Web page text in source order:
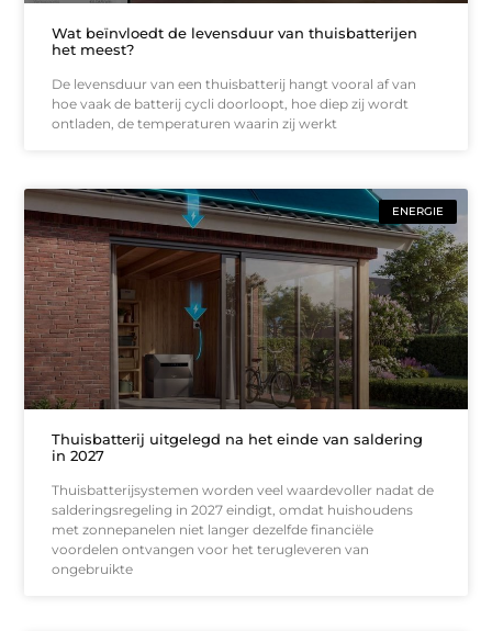
Wat beïnvloedt de levensduur van thuisbatterijen
het meest?
De levensduur van een thuisbatterij hangt vooral af van
hoe vaak de batterij cycli doorloopt, hoe diep zij wordt
ontladen, de temperaturen waarin zij werkt
ENERGIE
Thuisbatterij uitgelegd na het einde van saldering
in 2027
Thuisbatterijsystemen worden veel waardevoller nadat de
salderingsregeling in 2027 eindigt, omdat huishoudens
met zonnepanelen niet langer dezelfde financiële
voordelen ontvangen voor het terugleveren van
ongebruikte